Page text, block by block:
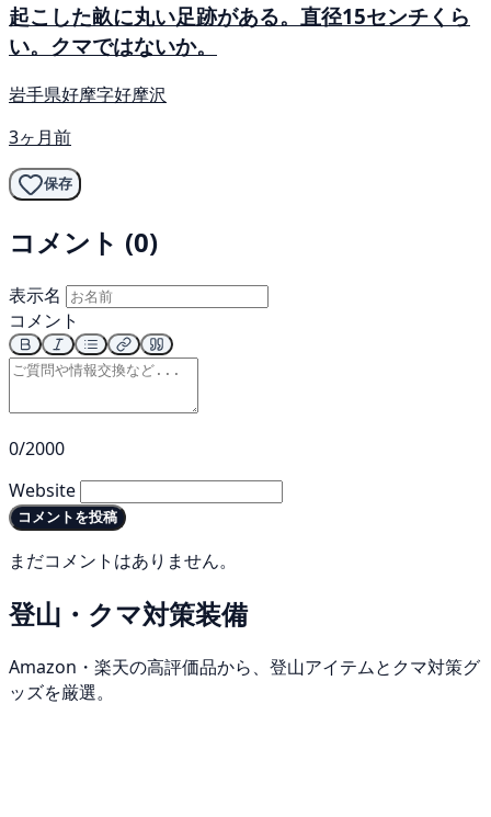
起こした畝に丸い足跡がある。直径15センチくら
い。クマではないか。
岩手県好摩字好摩沢
3ヶ月前
保存
コメント (0)
表示名
コメント
0/2000
Website
コメントを投稿
まだコメントはありません。
登山・クマ対策装備
Amazon・楽天の高評価品から、登山アイテムとクマ対策グ
ッズを厳選。